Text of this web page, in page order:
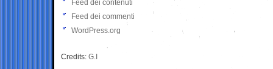
Feed dei contenuti
Feed dei commenti
WordPress.org
Credits: G.I